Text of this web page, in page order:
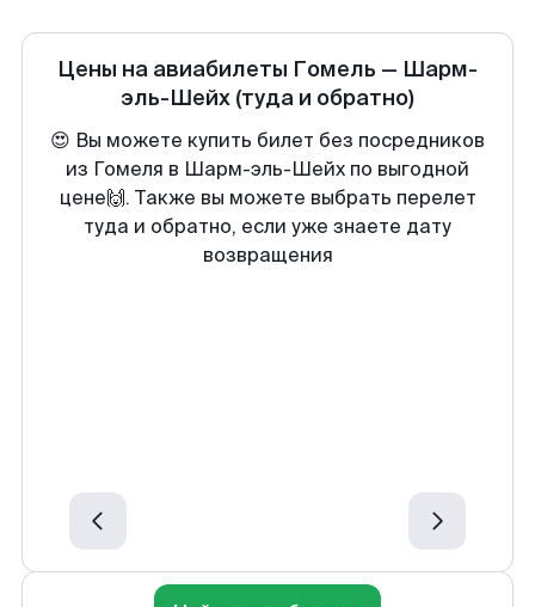
Цены на авиабилеты Гомель — Шарм-
эль-Шейх (туда и обратно)
😍 Вы можете купить билет без посредников
из Гомеля в Шарм-эль-Шейх по выгодной
цене🙌. Также вы можете выбрать перелет
туда и обратно, если уже знаете дату
возвращения